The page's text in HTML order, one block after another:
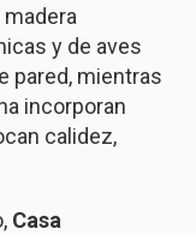
y de aves
pared, mientras
incorporan
calidez,
Casa